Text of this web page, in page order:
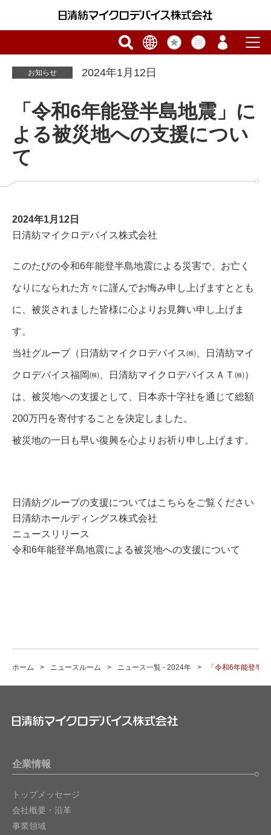
お知らせ 2024年1月12日
「令和6年能登半島地震」に
よる被災地への支援につい
て
2024年1月12日
日清紡マイクロデバイス株式会社
このたびの令和6年能登半島地震による災害で、お亡く
なりになられた方々に謹んでお悔み申し上げますととも
に、被災されました皆様に心よりお見舞い申し上げま
す。
当社グループ（日清紡マイクロデバイス㈱、日清紡マイ
クロデバイス福岡㈱、日清紡マイクロデバイスＡＴ㈱）
は、被災地への支援として、日本赤十字社を通じて総額
200万円を寄付することを決定しました。
被災地の一日も早い復興を心よりお祈り申し上げます。
日清紡グループの支援についてはこちらをご覧ください
日清紡ホールディングス株式会社
ニュースリリース
令和6年能登半島地震による被災地への支援について
ホーム ニュースルーム ニュース一覧 - 2024年 「令和6年能登半
企業情報
トップメッセージ
会社概要・沿革
事業領域